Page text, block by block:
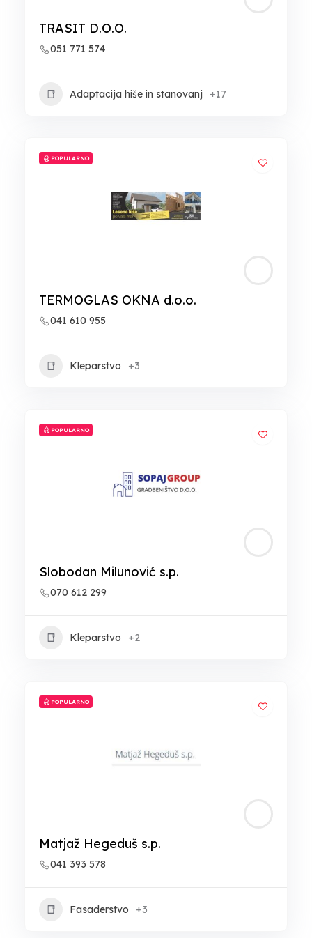
TRASIT D.O.O.
051 771 574
Adaptacija hiše in stanovanj +17
POPULARNO
TERMOGLAS OKNA d.o.o.
041 610 955
Kleparstvo +3
POPULARNO
Slobodan Milunović s.p.
070 612 299
Kleparstvo +2
POPULARNO
Matjaž Hegeduš s.p.
041 393 578
Fasaderstvo +3